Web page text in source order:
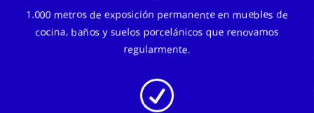
1.000 metros de exposición permanente en muebles de
cocina, baños y suelos porcelánicos que renovamos
regularmente.
R